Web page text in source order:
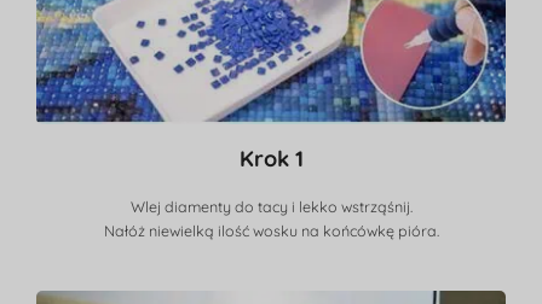
Krok 1
Wlej diamenty do tacy i lekko wstrząśnij.
Nałóż niewielką ilość wosku na końcówkę pióra.